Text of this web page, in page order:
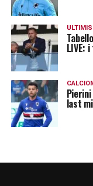
LIVE:
last